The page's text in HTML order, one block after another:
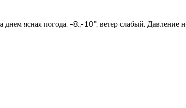
ясная погода, -8..-10°, ветер слабый. Давление